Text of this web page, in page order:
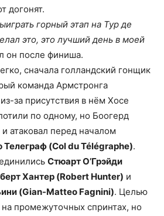
догонят.
горный этап на Тур де
это, это лучший день в моей
он после финиша.
сначала голландский гонщик
команда Армстронга
за присутствия в нём Хосе
по одному, но Боогерд
и атаковал перед началом
Телеграф (Col du Télégraphe).
Стюарт О’Грэйди
Хантер (Robert Hunter) и
(Gian-Matteo Fagnini). Целью
промежуточных спринтах, но